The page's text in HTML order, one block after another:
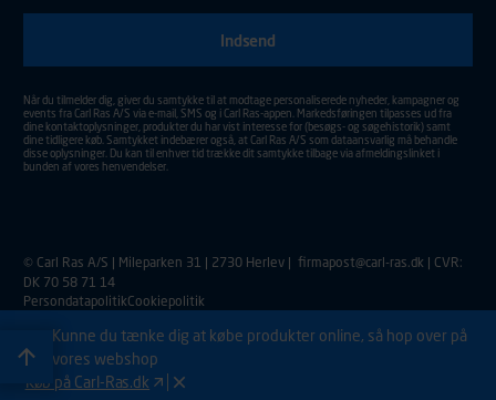
Når du tilmelder dig, giver du samtykke til at modtage personaliserede nyheder, kampagner og
events fra Carl Ras A/S via e-mail, SMS og i Carl Ras-appen. Markedsføringen tilpasses ud fra
dine kontaktoplysninger, produkter du har vist interesse for (besøgs- og søgehistorik) samt
dine tidligere køb. Samtykket indebærer også, at Carl Ras A/S som dataansvarlig må behandle
disse oplysninger. Du kan til enhver tid trække dit samtykke tilbage via afmeldingslinket i
bunden af vores henvendelser.
© Carl Ras A/S | Mileparken 31 | 2730 Herlev |firmapost@carl-ras.dk | CVR:
DK 70 58 71 14
PersondatapolitikCookiepolitik
Kunne du tænke dig at købe produkter online, så hop over på
vores webshop
Køb på Carl-Ras.dk